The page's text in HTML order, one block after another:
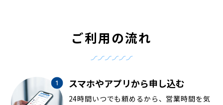
ご利用の流れ
スマホやアプリから申し込む
24時間いつでも頼めるから、営業時間を気